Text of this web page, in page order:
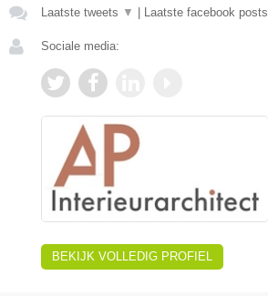
Laatste tweets ▼ Laatste facebook posts
Sociale media:
BEKIJK VOLLEDIG PROFIEL